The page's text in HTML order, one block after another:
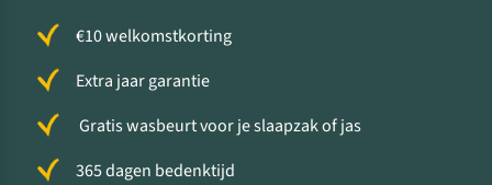
€10 welkomstkorting
Extra jaar garantie
Gratis wasbeurt voor je slaapzak of jas
365 dagen bedenktijd